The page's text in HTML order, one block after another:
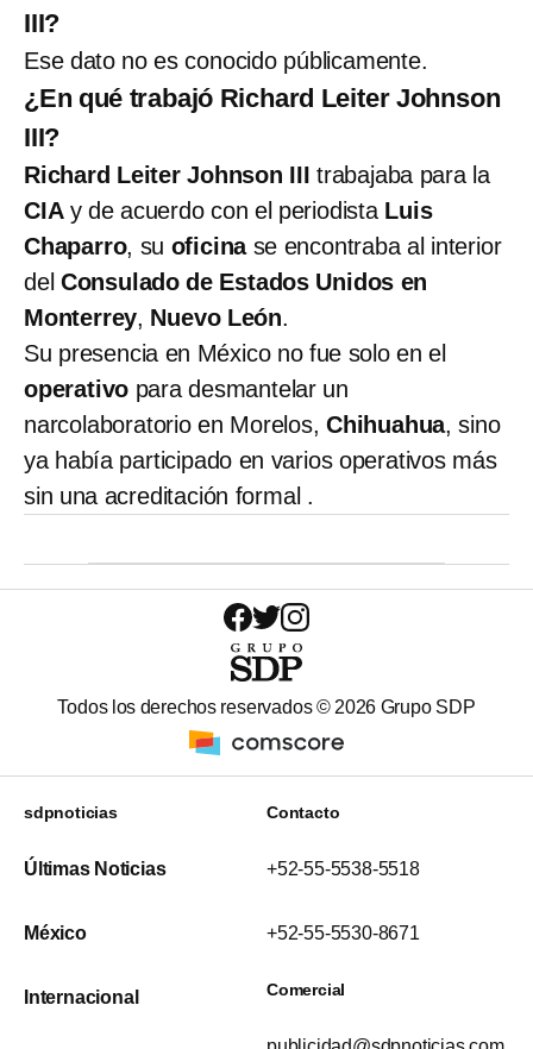
III?
Ese dato no es conocido públicamente.
¿En qué trabajó Richard Leiter Johnson
III?
Richard Leiter Johnson III trabajaba para la
CIAy de acuerdo con el periodista Luis
Chaparro, su oficinase encontraba al interior
del Consulado de Estados Unidos en
Monterrey, Nuevo León.
Su presencia en México no fue solo en el
operativo para desmantelar un
narcolaboratorio en Morelos,Chihuahua, sino
ya había participado en varios operativos más
sin una acreditación formal .
Todos los derechos reservados © 2026 Grupo SDP
sdpnoticias
Últimas Noticias
México
Internacional
Contacto
+52-55-5538-5518
+52-55-5530-8671
Comercial